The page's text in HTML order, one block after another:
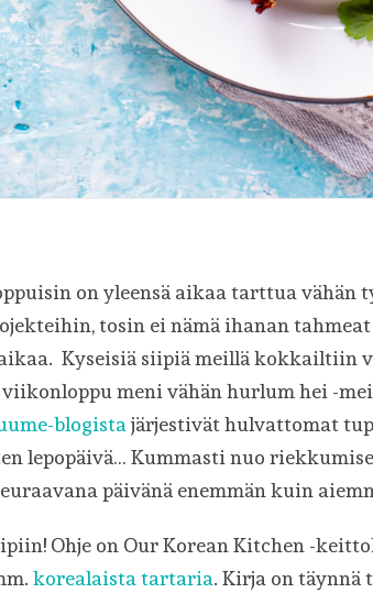
on yleensä aikaa tarttua vähän
tosin ei nämä ihanan
Kyseisiä siipiä meillä kokkailtiin
meni vähän hurlum hei -
blogista järjestivät hulvattomat
lepopäivä… Kummasti nuo
päivänä enemmän kuin
Ohje on Our Korean Kitchen -
korealaista tartaria. Kirja on täynnä